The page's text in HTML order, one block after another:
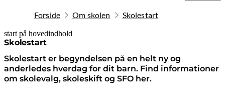
Forside Om skolen Skolestart
start på hovedindhold
Skolestart
Skolestart er begyndelsen på en helt ny og
anderledes hverdag for dit barn. Find informationer
om skolevalg, skoleskift og SFO her.
senest opdateret 8. oktober 2025